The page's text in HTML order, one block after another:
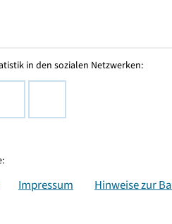
in den sozialen Netzwerken:
Impressum Hinweise zur